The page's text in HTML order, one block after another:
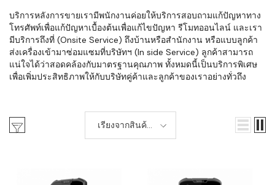
บริการหลังการขายเรามีพนักงานค่อยให้บริการสอบถามแก้ปัญหาทาง
โทรศัพท์เพื่อแก้ปัญหาเบื้องต้นเพื่อแก้ไขปัญหา รีโมทออนไลน์ และเรา
มีบริการถึงที่ (Onsite Service) ถึงบ้านหรือสำนักงาน หรือแบบลูกค้า
ส่งเครื่องเข้ามาซ่อมแซมที่บริษัทฯ (In side Service) ลูกค้าสามารถ
แน่ใจได้ว่าสอดคล้องกับมาตรฐานคุณภาพ ทั้งหมดนี้เป็นบริการพิเศษ
เพื่อเพิ่มประสิทธิภาพให้กับบริษัทคู่ค้าและลูกค้าของเราอย่างทั่วถึง
เรียงจากสินค้า
ใหม่-เก่า